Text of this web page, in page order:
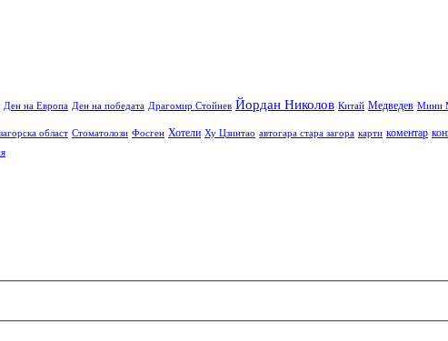
Ден на Европа Ден на победата Драгомир Стойнев Йордан Николов Китай Медведев Мини
област Стоматолози Фосген Хотели Ху Цзинтао автогара стара загора карти коментар